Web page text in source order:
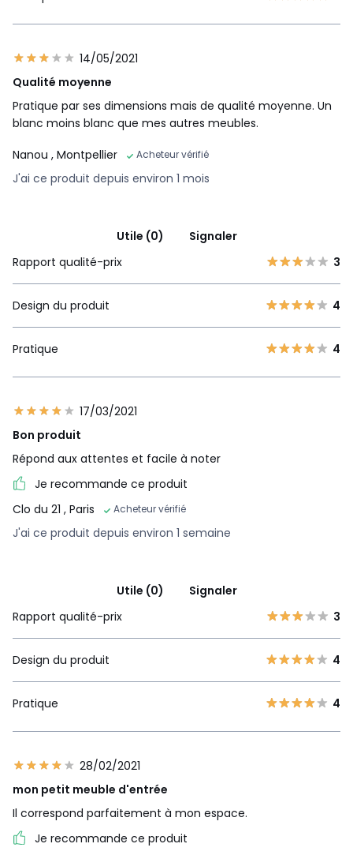
14/05/2021
Qualité moyenne
Pratique par ses dimensions mais de qualité moyenne. Un
blanc moins blanc que mes autres meubles.
Nanou , Montpellier Acheteur vérifié
J'ai ce produit depuis environ 1 mois
Utile (0)
Signaler
Rapport qualité-prix
3
Design du produit 4
Pratique 4
17/03/2021
Bon produit
Répond aux attentes et facile à noter
Je recommande ce produit
Clo du 21 , Paris Acheteur vérifié
J'ai ce produit depuis environ 1 semaine
Utile (0)
Signaler
Rapport qualité-prix
3
Design du produit 4
Pratique 4
28/02/2021
mon petit meuble d'entrée
Il correspond parfaitement à mon espace.
Je recommande ce produit